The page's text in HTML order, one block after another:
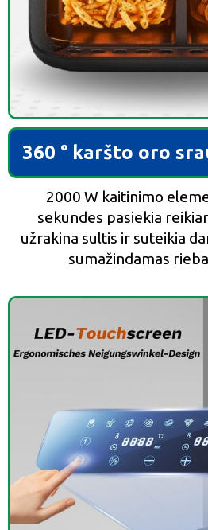
360 ° karšto oro
2000 W kaitinimo
sekundes pasiekia
užrakina sultis ir suteikia
sumažindamas